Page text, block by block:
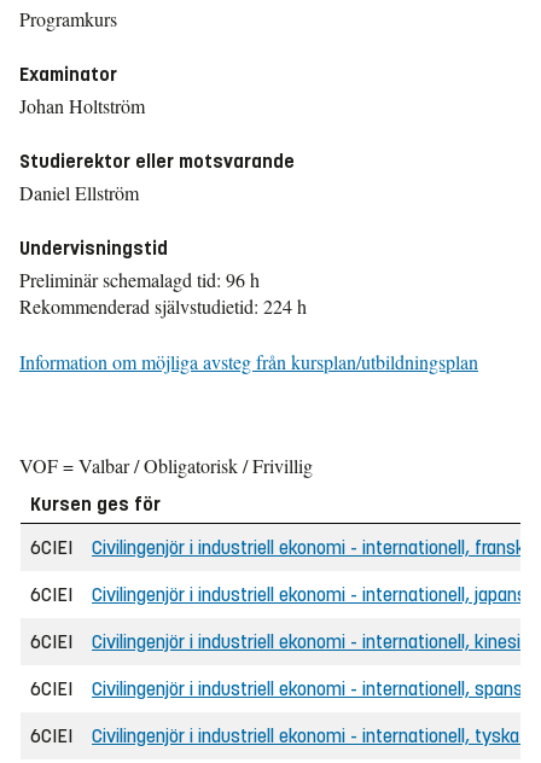
Programkurs
Examinator
Johan Holtström
Studierektor eller motsvarande
Daniel Ellström
Undervisningstid
Preliminär schemalagd tid: 96 h
Rekommenderad självstudietid: 224 h
Information om möjliga avsteg från kursplan/utbildningsplan
VOF = Valbar / Obligatorisk / Frivillig
Kursen ges för
6CIEI
Civilingenjör i industriell ekonomi - internationell,
6CIEI Civilingenjör i industriell ekonomi - internationell,
6CIEI Civilingenjör i industriell ekonomi - internationell,
6CIEI Civilingenjör i industriell ekonomi - internationell,
6CIEI Civilingenjör i industriell ekonomi - internationell, tyska